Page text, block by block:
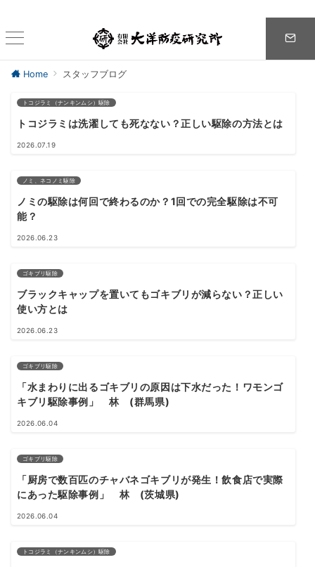
Home スタッフブログ
トコジラミ（ナンキンムシ）駆除
トコジラミは洗濯しても死なない？正しい駆除の方法とは
2026.07.19
ノミ、ネコノミ駆除
ノミの駆除は何回で終わるのか？1回での完全駆除は不可
能？
2026.06.23
ゴキブリ駆除
ブラックキャップを置いてもゴキブリが減らない？正しい
使い方とは
2026.06.23
ゴキブリ駆除
「水まわりに出るゴキブリの原因は下水だった！ワモンゴ
キブリ駆除事例」 林 (群馬県)
2026.06.04
ゴキブリ駆除
「厨房で数百匹のチャバネゴキブリが発生！飲食店で実際
にあった駆除事例」 林 (茨城県)
2026.06.04
トコジラミ（ナンキンムシ）駆除